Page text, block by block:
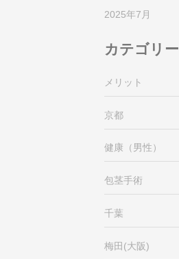
2025年7月
カテゴリー
メリット
京都
健康（男性）
包茎手術
千葉
梅田(大阪)